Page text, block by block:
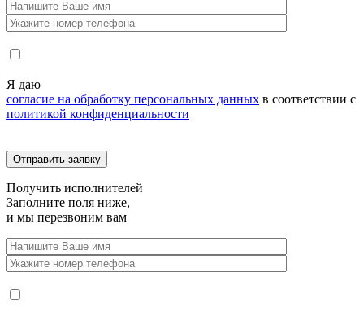
Я даю
согласие на обработку персональных данных в соответствии с
политикой конфиденциальности
Получить исполнителей
Заполните поля ниже,
и мы перезвоним вам